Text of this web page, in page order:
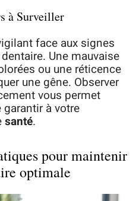
à Surveiller
face aux signes
dentaire. Une mauvaise
ou une réticence
une gêne. Observer
vous permet
garantir à votre
santé.
pour maintenir
optimale